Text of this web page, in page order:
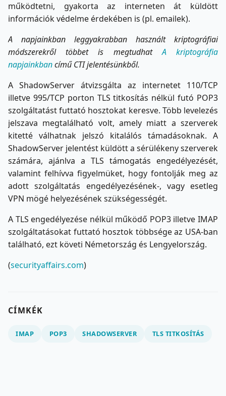
működtetni, gyakorta az interneten át küldött
információk védelme érdekében is (pl. emailek).
A napjainkban leggyakrabban használt kriptográfiai
módszerekről többet is megtudhatA kriptográfia
napjainkbancímű CTI jelentésünkből.
A ShadowServer átvizsgálta az internetet 110/TCP
illetve 995/TCP porton TLS titkosítás nélkül futó POP3
szolgáltatást futtató hosztokat keresve. Több levelezés
jelszava megtalálható volt, amely miatt a szerverek
kitetté válhatnak jelszó kitalálós támadásoknak. A
ShadowServer jelentést küldött a sérülékeny szerverek
számára, ajánlva a TLS támogatás engedélyezését,
valamint felhívva figyelmüket, hogy fontolják meg az
adott szolgáltatás engedélyezésének-, vagy esetleg
VPN mögé helyezésének szükségességét.
A TLS engedélyezése nélkül működő POP3 illetve IMAP
szolgáltatásokat futtató hosztok többsége az USA-ban
található, ezt követi Németország és Lengyelország.
(securityaffairs.com)
CÍMKÉK
IMAP POP3 SHADOWSERVER TLS TITKOSÍTÁS